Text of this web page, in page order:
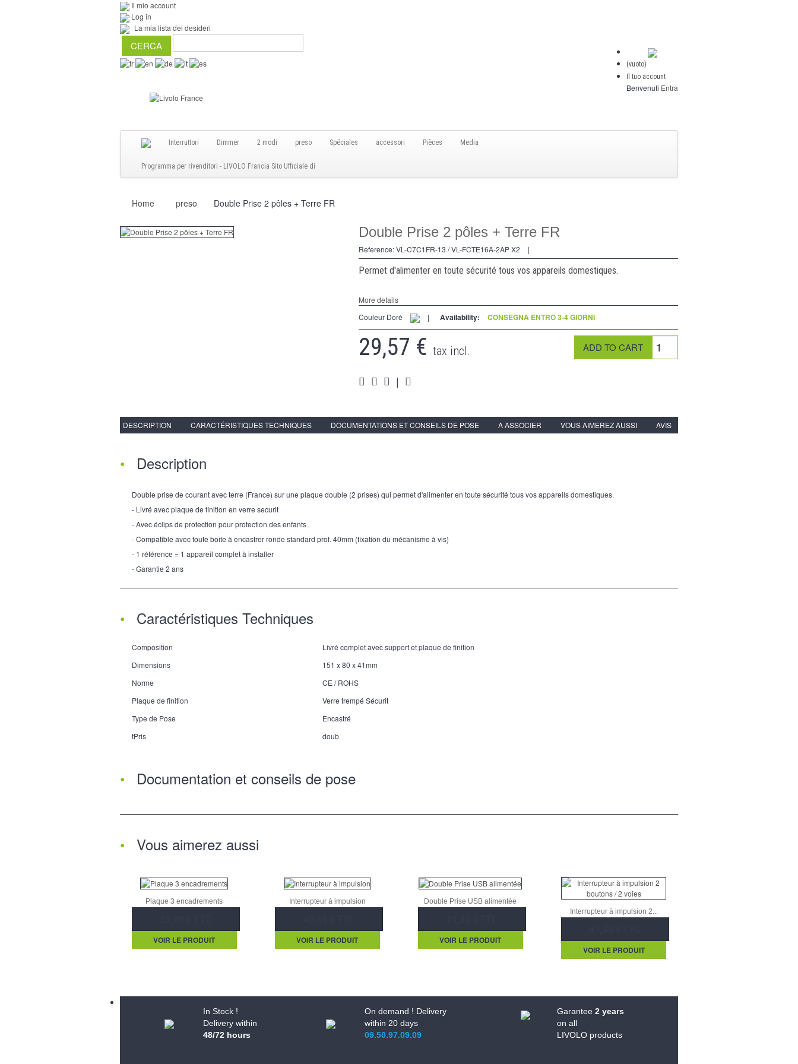
Il mio account
Log in
La mia lista dei desideri
(vuoto)
Il tuo account
Benvenuti Entra
Interruttori Dimmer 2 modi preso Spéciales accessori Pièces Media
Programma per rivenditori - LIVOLO Francia Sito Ufficiale di
Home preso Double Prise 2 pôles + Terre FR
Double Prise 2 pôles + Terre FR
Reference:VL-C7C1FR-13 / VL-FCTE16A-2AP X2 |
Permet d'alimenter en toute sécurité tous vos appareils domestiques.
More details
Couleur Doré
| Availability: CONSEGNA ENTRO 3-4 GIORNI
29,57 € tax incl.
|
DESCRIPTION CARACTÉRISTIQUES TECHNIQUES DOCUMENTATIONS ET CONSEILS DE POSE A ASSOCIER VOUS AIMEREZ AUSSI AVIS
Description
Double prise de courant avec terre (France) sur une plaque double (2 prises) qui permet d'alimenter en toute sécurité tous vos appareils domestiques.
- Livré avec plaque de finition en verre securit
- Avec éclips de protection pour protection des enfants
- Compatible avec toute boîte à encastrer ronde standard prof. 40mm (fixation du mécanisme à vis)
- 1 référence = 1 appareil complet à installer
- Garantie 2 ans
Caractéristiques Techniques
Composition
Livré complet avec support et plaque de finition
Dimensions
151 x 80 x 41mm
Norme
CE / ROHS
Plaque de finition
Verre trempé Sécurit
Type de Pose
Encastré
tPris
doub
Documentation et conseils de pose
Vous aimerez aussi
Plaque 3 encadrements
VOIR LE PRODUIT
Interrupteur à impulsion
VOIR LE PRODUIT
Double Prise USB alimentée
VOIR LE PRODUIT
Interrupteur à impulsion 2...
VOIR LE PRODUIT
In Stock !
Delivery within
48/72 hours
On demand ! Delivery
within 20 days
09.50.97.09.09
Garantee2 years
on all
LIVOLO products